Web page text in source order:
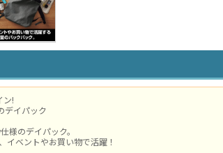
ン!
デイパック
様のデイパック。
イベントやお買い物で活躍！